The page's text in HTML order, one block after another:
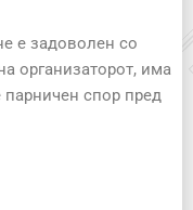
е задоволен со
организаторот, има
спор пред